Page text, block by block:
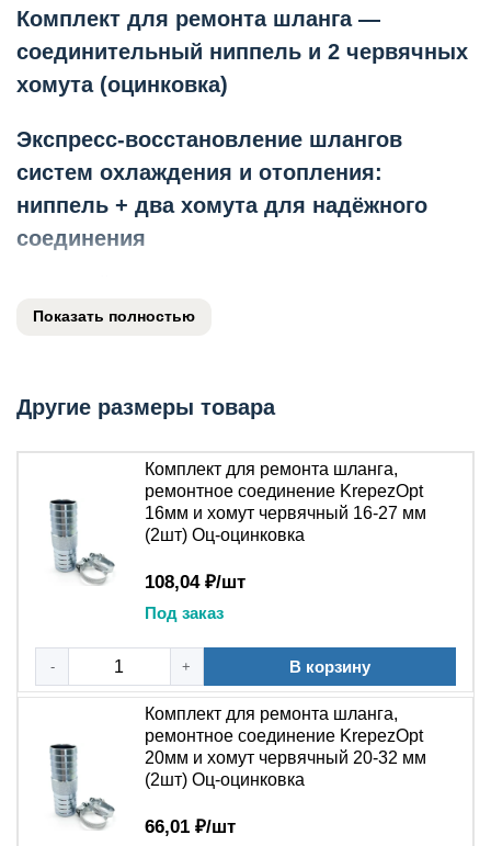
Комплект для ремонта шланга —
соединительный ниппель и 2 червячных
хомута (оцинковка)
Экспресс-восстановление шлангов
систем охлаждения и отопления:
ниппель + два хомута для надёжного
соединения
восстановления порванных или треснувших шлангов
ключ: универсальное решение для аварийного ремонта
Технические параметры
Параметр
Значение
Тип набора
Состав комплекта
1 соединительный ниппель + 2
червячных хомута
Материал
ниппеля
Латунь / оцинкованная сталь
(зависит от артикула)
Материал
Оцинкованная сталь W1
Диапазон
рабочих
диаметров
От 8 до 40 мм (внутренний диаметр
3–5 атмосфер (для систем
Показать полностью
Другие размеры товара
Комплект для ремонта шланга,
ремонтное соединение KrepezOpt
16мм и хомут червячный 16-27 мм
(2шт) Оц-оцинковка
108,04 ₽/шт
Под заказ
- + В корзину
Комплект для ремонта шланга,
ремонтное соединение KrepezOpt
20мм и хомут червячный 20-32 мм
(2шт) Оц-оцинковка
66,01 ₽/шт